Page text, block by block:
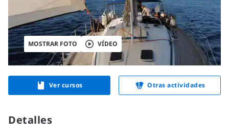
MOSTRAR FOTO VÍDEO
Ver cursos Otras actividades
Detalles